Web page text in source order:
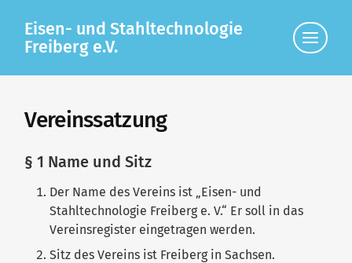
Eisen- und Stahltechnologie
Freiberg e.V.
Klicke
hier,
die
Vereinssatzung
§ 1 Name und Sitz
Der Name des Vereins ist „Eisen- und
Stahltechnologie Freiberg e. V.“ Er soll in das
Vereinsregister eingetragen werden.
Sitz des Vereins ist Freiberg in Sachsen.